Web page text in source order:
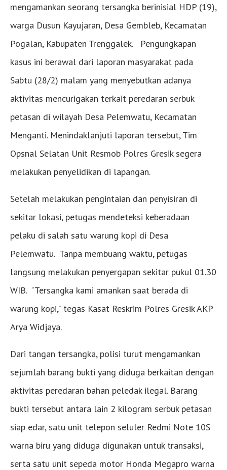
mengamankan seorang tersangka berinisial HDP (19),
warga Dusun Kayujaran, Desa Gembleb, Kecamatan
Pogalan, Kabupaten Trenggalek. Pengungkapan
kasus ini berawal dari laporan masyarakat pada
Sabtu (28/2) malam yang menyebutkan adanya
aktivitas mencurigakan terkait peredaran serbuk
petasan di wilayah Desa Pelemwatu, Kecamatan
Menganti. Menindaklanjuti laporan tersebut, Tim
Opsnal Selatan Unit Resmob Polres Gresik segera
melakukan penyelidikan di lapangan.
Setelah melakukan pengintaian dan penyisiran di
sekitar lokasi, petugas mendeteksi keberadaan
pelaku di salah satu warung kopi di Desa
Pelemwatu. Tanpa membuang waktu, petugas
langsung melakukan penyergapan sekitar pukul 01.30
WIB. “Tersangka kami amankan saat berada di
warung kopi,” tegas Kasat Reskrim Polres Gresik AKP
Arya Widjaya.
Dari tangan tersangka, polisi turut mengamankan
sejumlah barang bukti yang diduga berkaitan dengan
aktivitas peredaran bahan peledak ilegal. Barang
bukti tersebut antara lain 2 kilogram serbuk petasan
siap edar, satu unit telepon seluler Redmi Note 10S
warna biru yang diduga digunakan untuk transaksi,
serta satu unit sepeda motor Honda Megapro warna